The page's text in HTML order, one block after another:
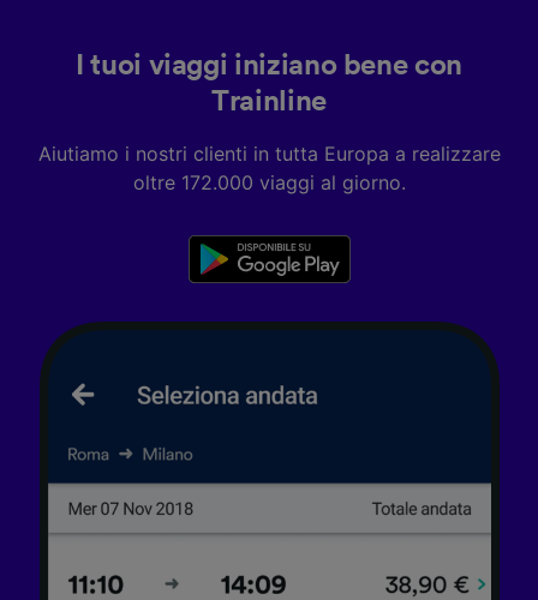
I tuoi viaggi iniziano bene con
Trainline
Aiutiamo i nostri clienti in tutta Europa a realizzare
oltre 172.000 viaggi al giorno.